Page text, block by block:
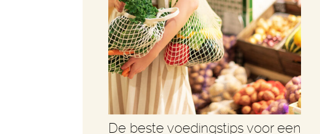
De beste voedingstips voor een